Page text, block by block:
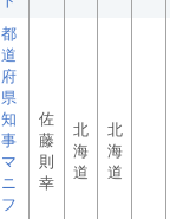
都
道
府
県
知
事
マ
ニ
フ
佐
藤
則
幸
北
海
道
北
海
道